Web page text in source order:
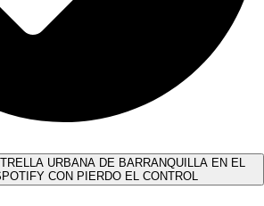
URBANA DE BARRANQUILLA EN EL
CON PIERDO EL CONTROL